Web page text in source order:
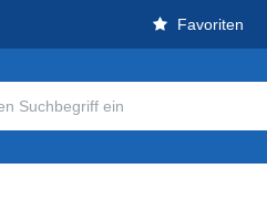
Favoriten